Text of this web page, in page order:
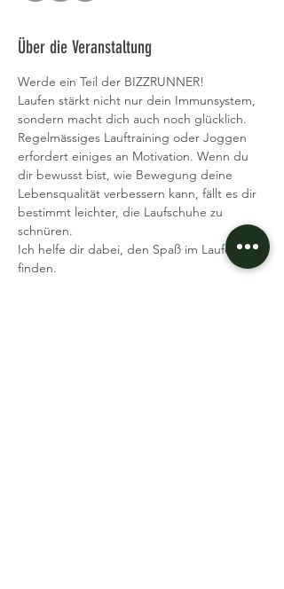
Über die Veranstaltung
Werde ein Teil der BIZZRUNNER!
Laufen stärkt nicht nur dein Immunsystem,
sondern macht dich auch noch glücklich.
Regelmässiges Lauftraining oder Joggen
erfordert einiges an Motivation. Wenn du
dir bewusst bist, wie Bewegung deine
Lebensqualität verbessern kann, fällt es dir
bestimmt leichter, die Laufschuhe zu
schnüren.
Ich helfe dir dabei, den Spaß im Laufen zu
finden.